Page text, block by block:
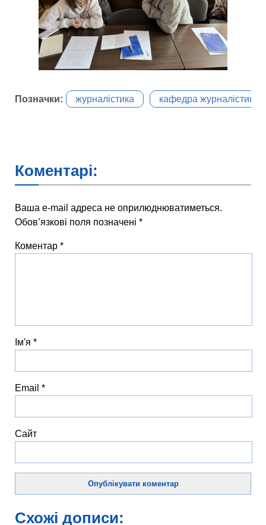
Позначки: журналістика кафедра журналістики
Коментарі:
Ваша e-mail адреса не оприлюднюватиметься.
Обов’язкові поля позначені *
Коментар *
Ім'я *
Email *
Сайт
Схожі дописи: